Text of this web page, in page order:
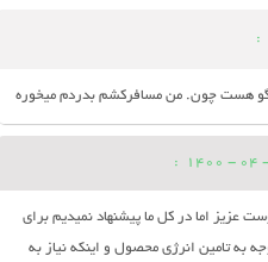
:
گو هست چون. من مسافرکشم بدردم میخوره
:
عزیز اما در کل ما پیشنهاد نمیدیم برای
به تامین انرژی محصول و اینکه نیاز به